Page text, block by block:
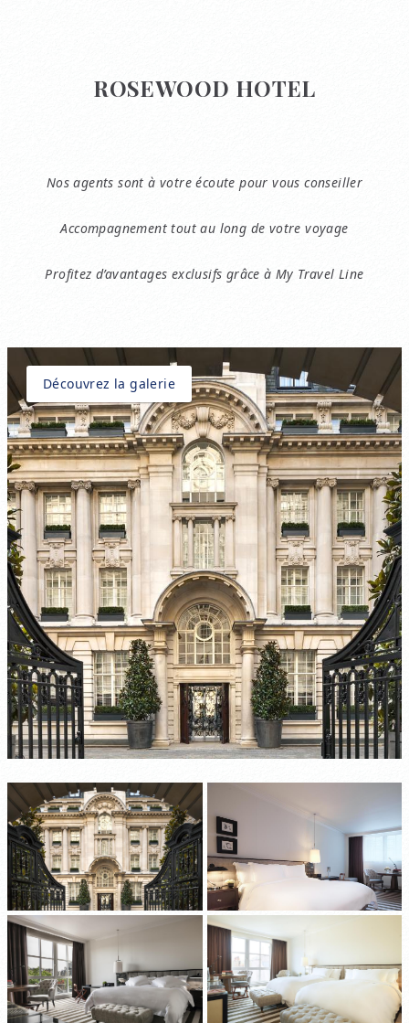
ROSEWOOD HOTEL
Nos agents sont à votre écoute pour vous conseiller
Accompagnement tout au long de votre voyage
Profitez d’avantages exclusifs grâce à My Travel Line
Découvrez la galerie